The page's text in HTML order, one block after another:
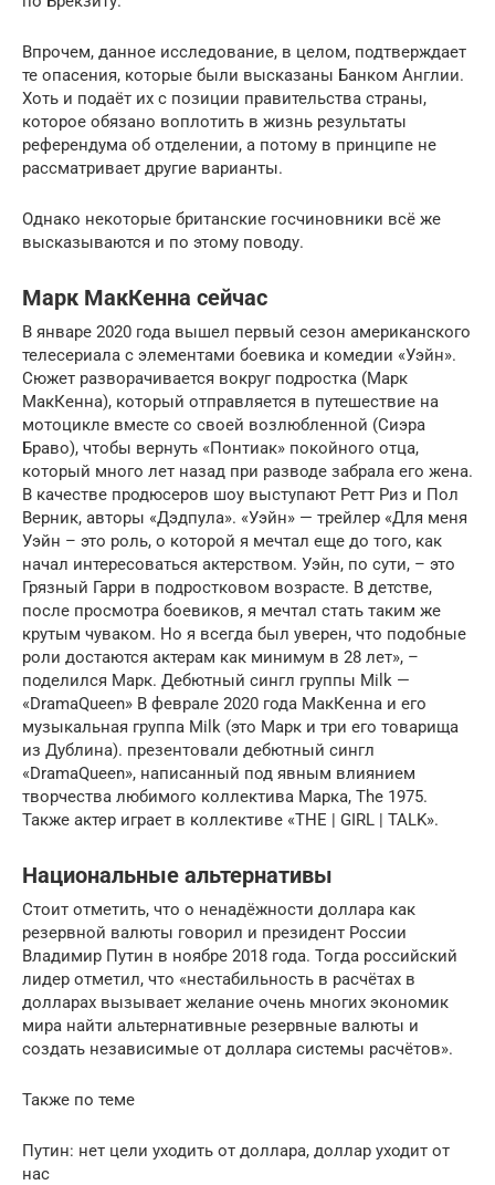
Впрочем, данное исследование, в целом, подтверждает
те опасения, которые были высказаны Банком Англии.
Хоть и подаёт их с позиции правительства страны,
которое обязано воплотить в жизнь результаты
референдума об отделении, а потому в принципе не
рассматривает другие варианты.
Однако некоторые британские госчиновники всё же
высказываются и по этому поводу.
Марк МакКенна сейчас
В январе 2020 года вышел первый сезон американского
телесериала с элементами боевика и комедии «Уэйн».
Сюжет разворачивается вокруг подростка (Марк
МакКенна), который отправляется в путешествие на
мотоцикле вместе со своей возлюбленной (Сиэра
Браво), чтобы вернуть «Понтиак» покойного отца,
который много лет назад при разводе забрала его жена.
В качестве продюсеров шоу выступают Ретт Риз и Пол
Верник, авторы «Дэдпула». «Уэйн» — трейлер «Для меня
Уэйн – это роль, о которой я мечтал еще до того, как
начал интересоваться актерством. Уэйн, по сути, – это
Грязный Гарри в подростковом возрасте. В детстве,
после просмотра боевиков, я мечтал стать таким же
крутым чуваком. Но я всегда был уверен, что подобные
роли достаются актерам как минимум в 28 лет», –
поделился Марк. Дебютный сингл группы Milk —
«DramaQueen» В феврале 2020 года МакКенна и его
музыкальная группа Milk (это Марк и три его товарища
из Дублина). презентовали дебютный сингл
«DramaQueen», написанный под явным влиянием
творчества любимого коллектива Марка, The 1975.
Также актер играет в коллективе «THE | GIRL | TALK».
Национальные альтернативы
Стоит отметить, что о ненадёжности доллара как
резервной валюты говорил и президент России
Владимир Путин в ноябре 2018 года. Тогда российский
лидер отметил, что «нестабильность в расчётах в
долларах вызывает желание очень многих экономик
мира найти альтернативные резервные валюты и
создать независимые от доллара системы расчётов».
Также по теме
Путин: нет цели уходить от доллара, доллар уходит от
нас